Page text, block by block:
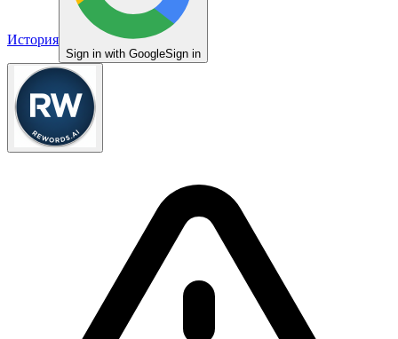
История
Sign in with GoogleSign in